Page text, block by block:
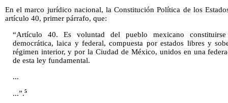
En el marco jurídico nacional, la Constitución Política de los
artículo 40, primer párrafo, que:
“Artículo 40. Es voluntad del pueblo mexicano
democrática, laica y federal, compuesta por estados libres y
régimen interior, y por la Ciudad de México, unidos en una
de esta ley fundamental.
...
...”.5